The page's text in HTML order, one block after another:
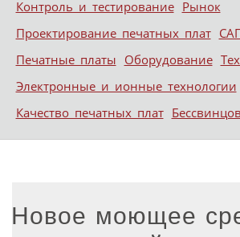
Контроль и тестирование Рынок
Проектирование печатных плат
Печатные платы Оборудование
Электронные и ионные технологии
Качество печатных плат
Новое моющее